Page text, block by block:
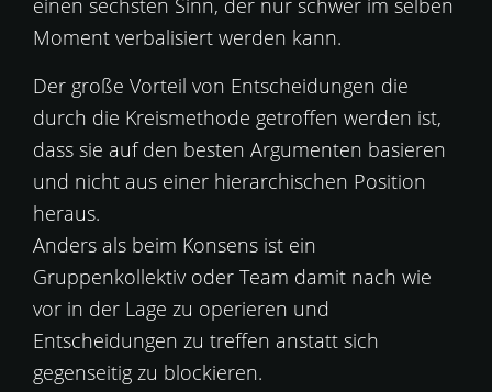
einen sechsten Sinn, der nur schwer im selben
Moment verbalisiert werden kann.
Der große Vorteil von Entscheidungen die
durch die Kreismethode getroffen werden ist,
dass sie auf den besten Argumenten basieren
und nicht aus einer hierarchischen Position
heraus.
Anders als beim Konsens ist ein
Gruppenkollektiv oder Team damit nach wie
vor in der Lage zu operieren und
Entscheidungen zu treffen anstatt sich
gegenseitig zu blockieren.